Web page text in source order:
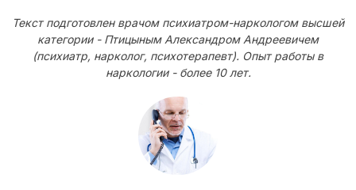
Текст подготовлен врачом психиатром-наркологом высшей
категории - Птицыным Александром Андреевичем
(психиатр, нарколог, психотерапевт). Опыт работы в
наркологии - более 10 лет.